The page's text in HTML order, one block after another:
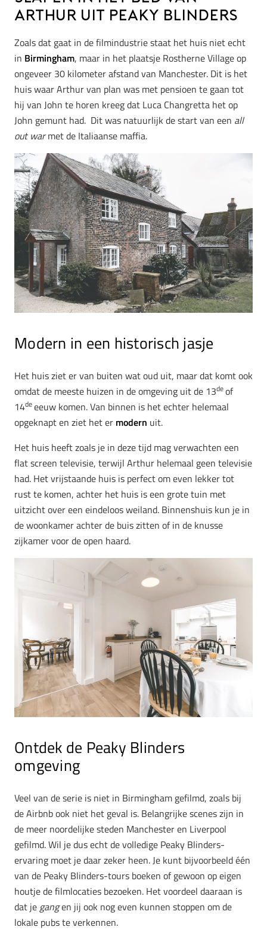
Arthur uit Peaky Blinders
Zoals dat gaat in de filmindustrie staat het huis niet echt
in Birmingham, maar in het plaatsje Rostherne Village op
ongeveer 30 kilometer afstand van Manchester. Dit is het
huis waar Arthur van plan was met pensioen te gaan tot
hij van John te horen kreeg dat Luca Changretta het op
John gemunt had. Dit was natuurlijk de start van een all
out warmet de Italiaanse maffia.
Modern in een historisch jasje
Het huis ziet er van buiten wat oud uit, maar dat komt ook
omdat de meeste huizen in de omgeving uit de 13deof
14deeeuw komen. Van binnen is het echter helemaal
opgeknapt en ziet het er modern uit.
Het huis heeft zoals je in deze tijd mag verwachten een
flat screen televisie, terwijl Arthur helemaal geen televisie
had. Het vrijstaande huis is perfect om even lekker tot
rust te komen, achter het huis is een grote tuin met
uitzicht over een eindeloos weiland. Binnenshuis kun je in
de woonkamer achter de buis zitten of in de knusse
zijkamer voor de open haard.
Ontdek de Peaky Blinders
omgeving
Veel van de serie is niet in Birmingham gefilmd, zoals bij
de Airbnb ook niet het geval is. Belangrijke scenes zijn in
de meer noordelijke steden Manchester en Liverpool
gefilmd. Wil je dus echt de volledige Peaky Blinders-
ervaring moet je daar zeker heen. Je kunt bijvoorbeeld één
van de Peaky Blinders-tours boeken of gewoon op eigen
houtje de filmlocaties bezoeken. Het voordeel daaraan is
dat jegangen jij ook nog even kunnen stoppen om de
lokale pubs te verkennen.